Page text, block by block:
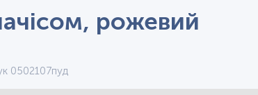
рожевий
0502107пуд